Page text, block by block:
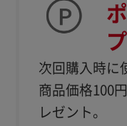
次回購入時に
商品価格100
レゼント。